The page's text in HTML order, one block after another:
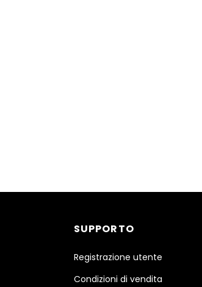
SUPPORTO
Registrazione utente
Condizioni di vendita